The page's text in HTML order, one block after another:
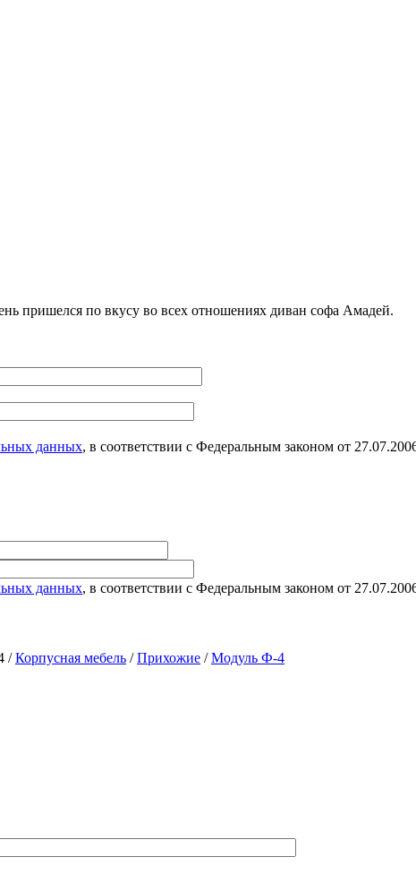
пришелся по вкусу во всех отношениях диван софа Амадей.
данных, в соответствии с Федеральным законом от
данных, в соответствии с Федеральным законом от
/Корпусная мебель /Прихожие /Модуль Ф-4